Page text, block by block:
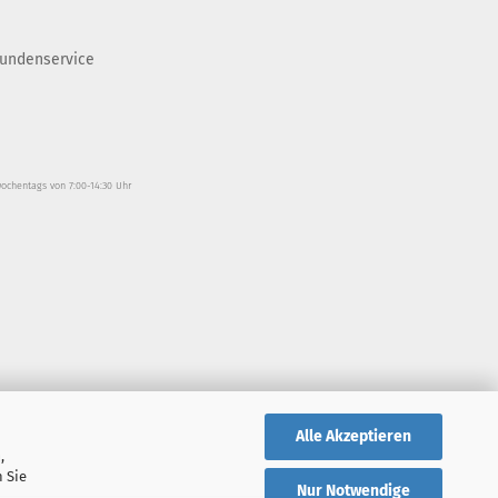
Sie
Alle Akzeptieren
Nur Notwendige
von 7:00-14:30 Uhr